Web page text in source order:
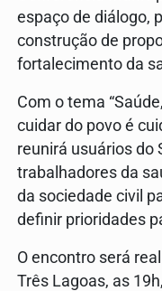
espaço de diálogo,
construção de
fortalecimento da
Com o tema
cuidar do povo é
reunirá usuários do
trabalhadores da
da sociedade civil
definir prioridades
O encontro será
Três Lagoas, as